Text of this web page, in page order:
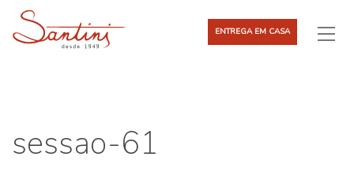
ENTREGA EM CASA
sessao-61